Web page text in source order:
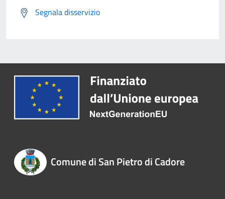
Segnala disservizio
Comune di San Pietro di Cadore